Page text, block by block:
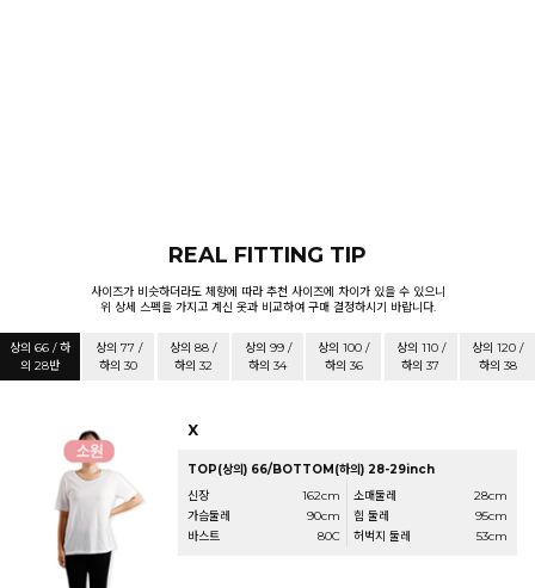
REAL FITTING TIP
사이즈가 비슷하더라도 체향에 따라 추천 사이즈에 차이가 있을 수 있으니
위 상세 스펙을 가지고 계신 옷과 비교하여 구매 결정하시기 바랍니다.
상의 66 / 하
의 28반
상의 77 /
하의 30
상의 88 /
하의 32
상의 99 /
하의 34
상의 100 /
하의 36
상의 110 /
하의 37
상의 120 /
하의 38
X
TOP(상의) 66/BOTTOM(하의) 28-29inch
신장
162cm
가슴둘레
90cm
바스트
80C
소매둘레
28cm
힙 둘레
95cm
허벅지 둘레
53cm